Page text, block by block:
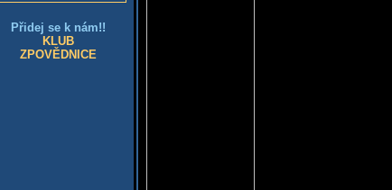
Přidej se k nám!!
KLUB
ZPOVĚDNICE